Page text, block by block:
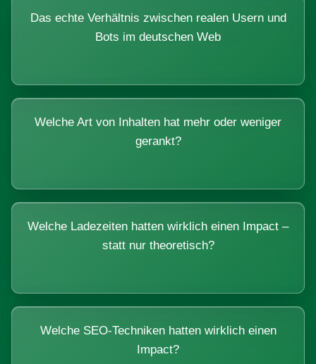
Das echte Verhältnis zwischen realen Usern und
Bots im deutschen Web
Welche Art von Inhalten hat mehr oder weniger
gerankt?
Welche Ladezeiten hatten wirklich einen Impact –
statt nur theoretisch?
Welche SEO-Techniken hatten wirklich einen
Impact?